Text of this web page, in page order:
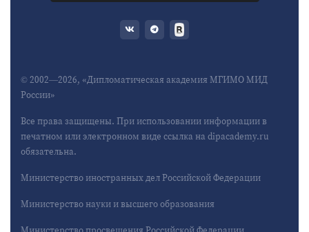
© 2002—2026, «Дипломатическая академия МГИМО МИД
России»
Все права защищены. При использовании информации в
печатном или электронном виде ссылка на dipacademy.ru
обязательна.
Министерство иностранных дел Российской Федерации
Министерство науки и высшего образования